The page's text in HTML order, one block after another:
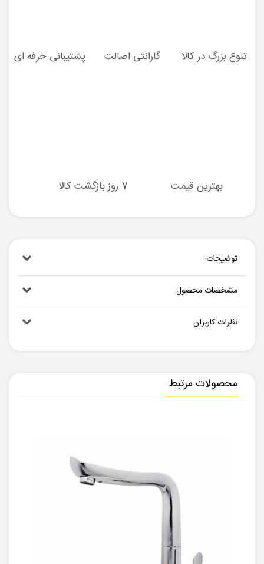
تنوع بزرگ در کالا گارانتی اصالت پشتیبانی حرفه ای
بهترین قیمت 7 روز بازگشت کالا
توضیحات
مشخصات محصول
نظرات کاربران
محصولات مرتبط